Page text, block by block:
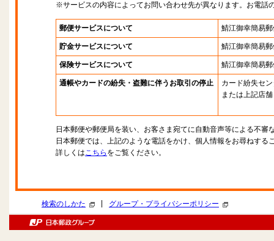
※サービスの内容によってお問い合わせ先が異なります。お電話
郵便サービスについて 鯖江御幸簡易
貯金サービスについて 鯖江御幸簡易
保険サービスについて 鯖江御幸簡易
通帳やカードの紛失・盗難に伴うお取引の停止
カード紛失セ
または上記店舗
日本郵便や郵便局を装い、お客さま宛てに自動音声等による不審
日本郵便では、上記のような電話をかけ、個人情報をお尋ねする
詳しくはこちら をご覧ください。
検索のしかた グループ・プライバシーポリシー